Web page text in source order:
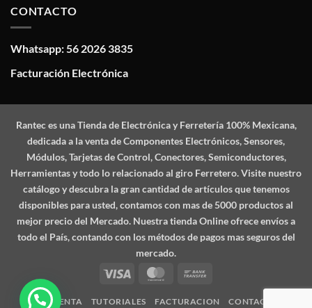
CONTACTO
Whatsapp: 56 2026 3835
Facturación Electrónica
Ranteces una Tienda de Electrónica y Ferretería 100% Mexicana,
dedicada a la venta de Componentes Electrónicos, Sensores,
Módulos, Tarjetas de Control, Conectores, Semiconductores,
Herramientas y todo lo relacionado al giro Ferretero. Visite nuestro
catálogo y descubra la gran cantidad de artículos que tenemos
disponibles para usted, contamos con mas de 5000 productos al
mejor precio del Mercado. Nuestra tienda Online ofrece envíos a
todo el País, contando con los métodos de pagos mas seguros del
mercado.
Visa
MasterCard
MI CUENTA TUTORIALES FACTURACION CONTACTO